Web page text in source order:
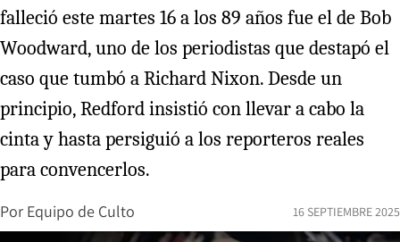
falleció este martes 16 a los 89 años fue el de Bob
Woodward, uno de los periodistas que destapó el
caso que tumbó a Richard Nixon. Desde un
principio, Redford insistió con llevar a cabo la
cinta y hasta persiguió a los reporteros reales
para convencerlos.
Por Equipo de Culto 16 SEPTIEMBRE 2025